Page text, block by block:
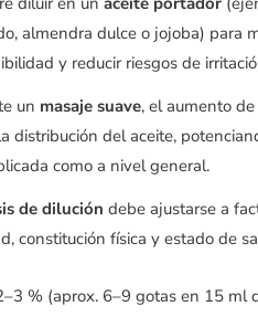
almendra dulce o jojoba) para
y reducir riesgos de
un masaje suave, el aumento
distribución del aceite,
como a nivel general.
de dilución debe ajustarse a
constitución física y estado de
% (aprox. 6–9 gotas en 15 ml